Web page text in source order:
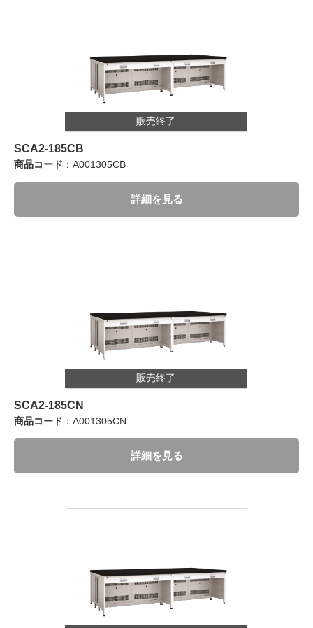
販売終了
SCA2-185CB
商品コード ：A001305CB
詳細を見る
販売終了
SCA2-185CN
商品コード ：A001305CN
詳細を見る